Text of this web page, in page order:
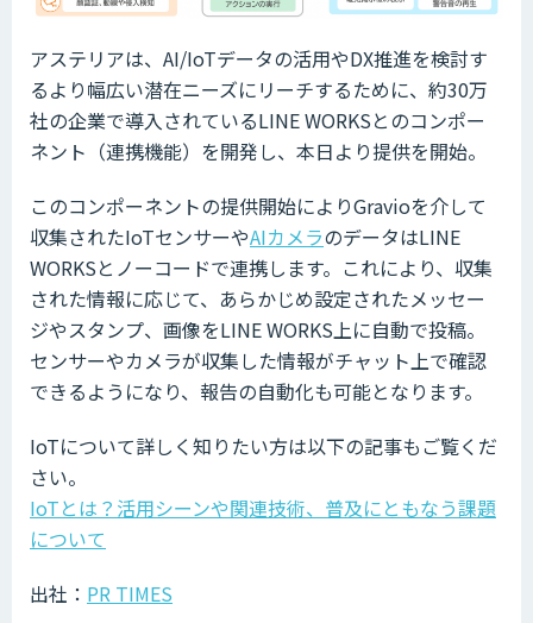
アステリアは、AI/IoTデータの活用やDX推進を検討す
るより幅広い潜在ニーズにリーチするために、約30万
社の企業で導入されているLINE WORKSとのコンポー
ネント（連携機能）を開発し、本日より提供を開始。
このコンポーネントの提供開始によりGravioを介して
収集されたIoTセンサーやAIカメラのデータはLINE
WORKSとノーコードで連携します。これにより、収集
された情報に応じて、あらかじめ設定されたメッセー
ジやスタンプ、画像をLINE WORKS上に自動で投稿。
センサーやカメラが収集した情報がチャット上で確認
できるようになり、報告の自動化も可能となります。
IoTについて詳しく知りたい方は以下の記事もご覧くだ
さい。
IoTとは？活用シーンや関連技術、普及にともなう課題
について
出社： PR TIMES